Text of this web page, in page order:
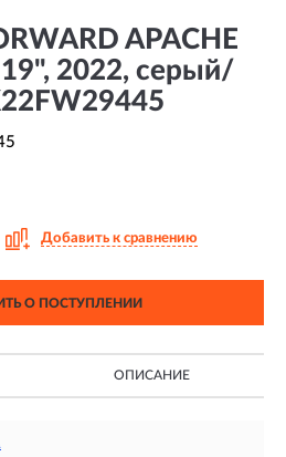
APACHE
2022, серый/
Добавить к сравнению
О ПОСТУПЛЕНИИ
ОПИСАНИЕ